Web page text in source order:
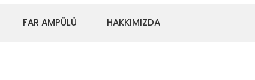
FAR AMPÜLÜ HAKKIMIZDA